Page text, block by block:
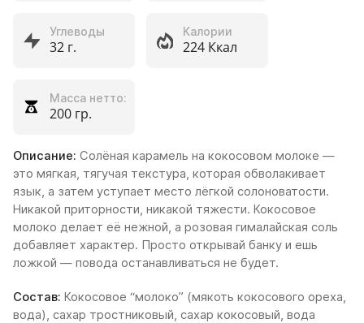
Углеводы
32 г.
Калории
224 Ккал
Масса нетто:
200 гр.
Описание: Солёная карамель на кокосовом молоке —
это мягкая, тягучая текстура, которая обволакивает
язык, а затем уступает место лёгкой солоноватости.
Никакой приторности, никакой тяжести. Кокосовое
молоко делает её нежной, а розовая гималайская соль
добавляет характер. Просто открывай банку и ешь
ложкой — повода останавливаться не будет.
Состав: Кокосовое “молоко” (мякоть кокосового ореха,
вода), сахар тростниковый, сахар кокосовый, вода